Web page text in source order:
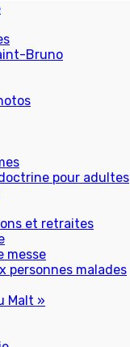
Bruno
pour adultes
et retraites
messe
personnes malades
Malt »